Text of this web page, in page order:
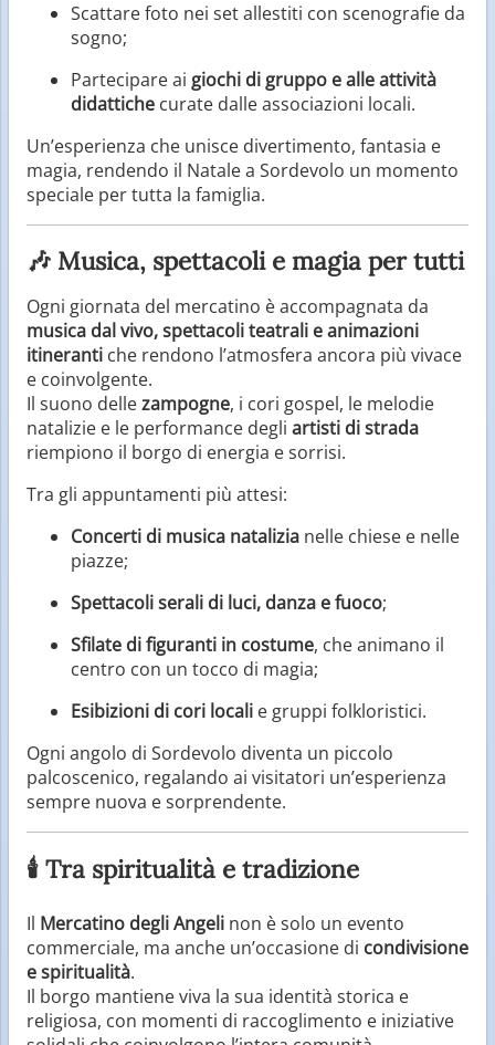
Scattare foto nei set allestiti con scenografie da
sogno;
Partecipare ai giochi di gruppo e alle attività
didattiche curate dalle associazioni locali.
Un’esperienza che unisce divertimento, fantasia e
magia, rendendo il Natale a Sordevolo un momento
speciale per tutta la famiglia.
🎶 Musica, spettacoli e magia per tutti
Ogni giornata del mercatino è accompagnata da
musica dal vivo, spettacoli teatrali e animazioni
itineranti che rendono l’atmosfera ancora più vivace
e coinvolgente.
Il suono dellezampogne, i cori gospel, le melodie
natalizie e le performance degli artisti di strada
riempiono il borgo di energia e sorrisi.
Tra gli appuntamenti più attesi:
Concerti di musica natalizia nelle chiese e nelle
piazze;
Spettacoli serali di luci, danza e fuoco;
Sfilate di figuranti in costume, che animano il
centro con un tocco di magia;
Esibizioni di cori locali e gruppi folkloristici.
Ogni angolo di Sordevolo diventa un piccolo
palcoscenico, regalando ai visitatori un’esperienza
sempre nuova e sorprendente.
🕯️ Tra spiritualità e tradizione
Il Mercatino degli Angeli non è solo un evento
commerciale, ma anche un’occasione di condivisione
e spiritualità.
Il borgo mantiene viva la sua identità storica e
religiosa, con momenti di raccoglimento e iniziative